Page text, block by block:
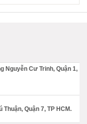
Nguyễn Cư Trinh, Quận 1,
Quận 7, TP HCM.